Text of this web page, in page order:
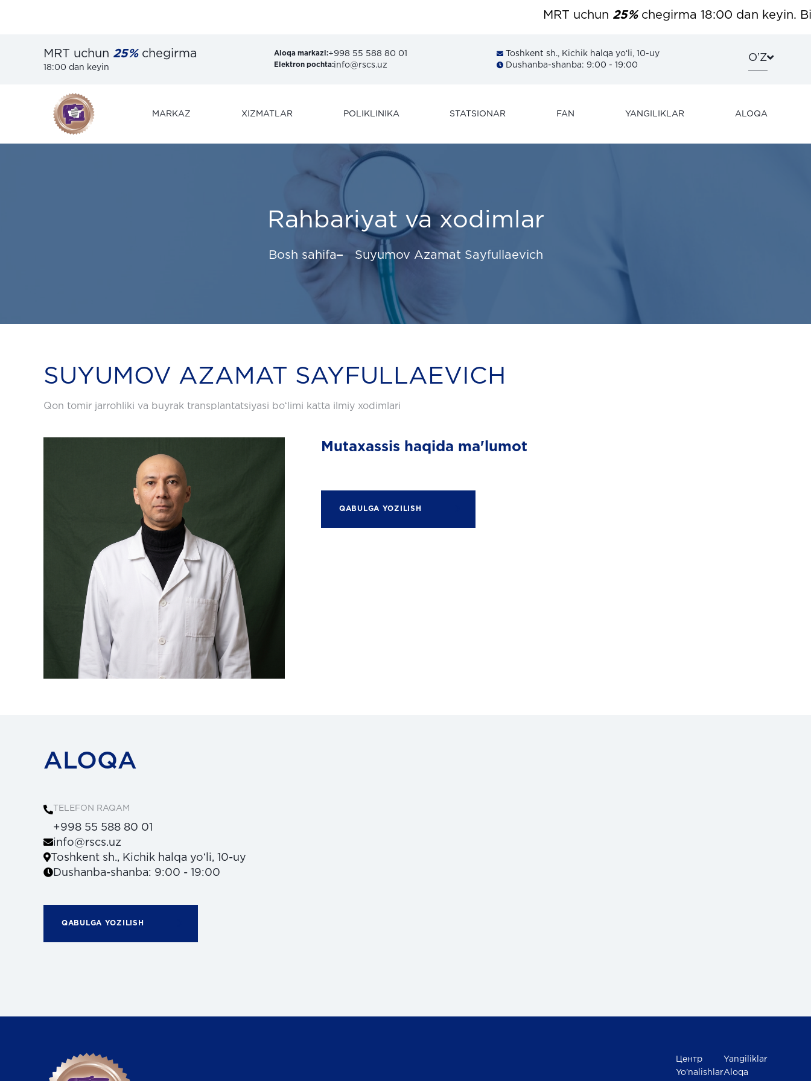
MRT uchun25%chegirma 18:00 dan keyin.
MRT uchun 25%chegirma
18:00 dan keyin
Aloqa markazi:+998 55 588 80 01
Elektron pochta:info@rscs.uz
Toshkent sh., Kichik halqa yoʻli, 10-uy
Dushanba-shanba: 9:00 - 19:00
OʼZ
MARKAZ XIZMATLAR POLIKLINIKA STATSIONAR FAN YANGILIKLAR ALOQA
Rahbariyat va xodimlar
Bosh sahifa Suyumov Azamat Sayfullaevich
SUYUMOV AZAMAT SAYFULLAEVICH
Qon tomir jarrohliki va buyrak transplantatsiyasi boʻlimi katta ilmiy xodimlari
Mutaxassis haqida ma'lumot
QABULGA YOZILISH
ALOQA
TELEFON RAQAM
+998 55 588 80 01
info@rscs.uz
Toshkent sh., Kichik halqa yoʻli, 10-uy
Dushanba-shanba: 9:00 - 19:00
QABULGA YOZILISH
Центр
Yo'nalishlar
Yangiliklar
Aloqa